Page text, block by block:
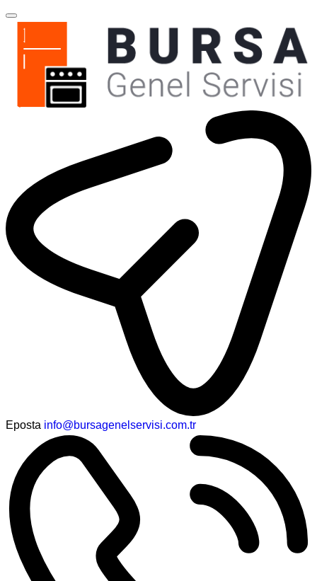
Eposta info@bursagenelservisi.com.tr